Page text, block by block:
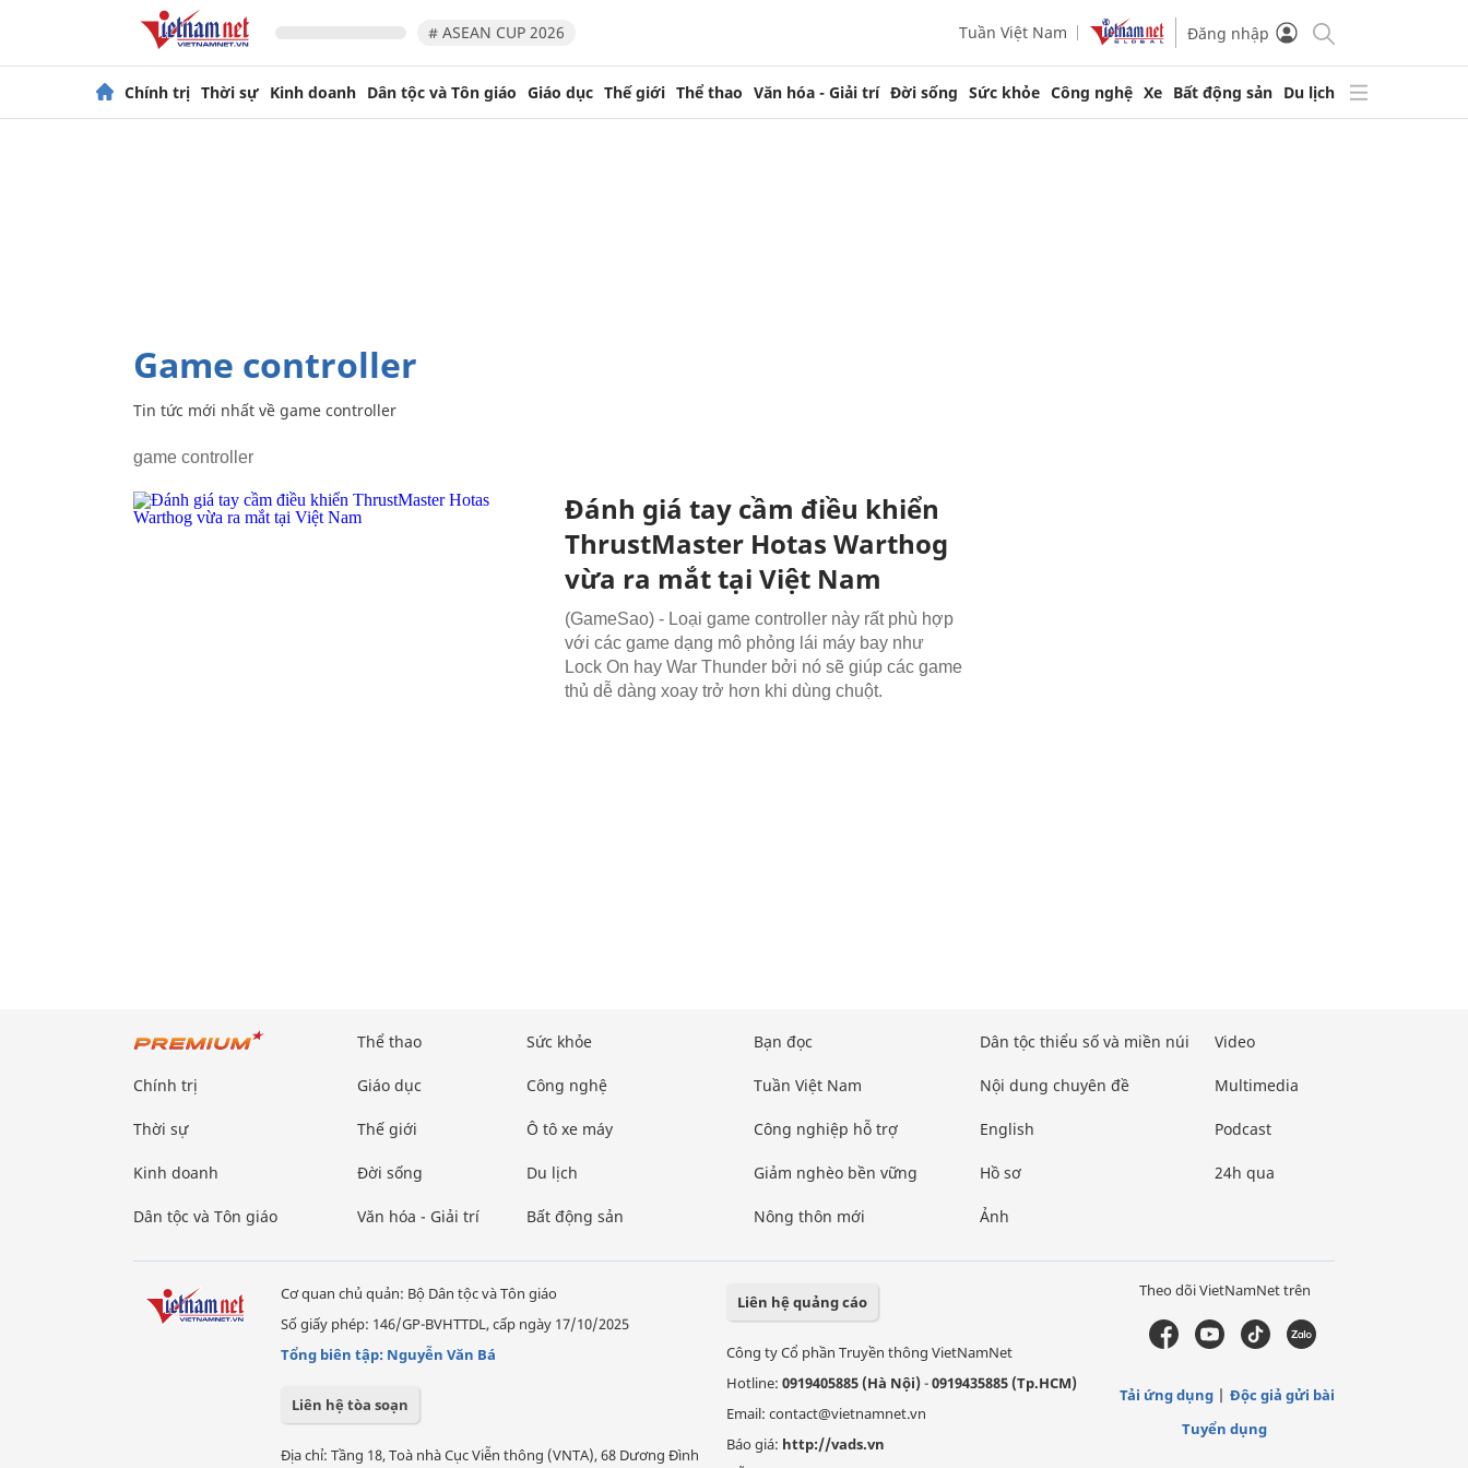
# ASEAN CUP 2026 Tuần Việt Nam Đăng nhập
Chính trị Thời sự Kinh doanh Dân tộc và Tôn giáo Giáo dục Thế giới Thể thao Văn hóa - Giải trí Đời sống Sức khỏe Công nghệ Xe Bất động sản Du lịch
game controller
Tin tức mới nhất về game controller
game controller
Đánh giá tay cầm điều khiển
ThrustMaster Hotas Warthog
vừa ra mắt tại Việt Nam
(GameSao) - Loại game controller này rất phù hợp
với các game dạng mô phỏng lái máy bay như
Lock On hay War Thunder bởi nó sẽ giúp các game
thủ dễ dàng xoay trở hơn khi dùng chuột.
Chính trị
Thời sự
Kinh doanh
Dân tộc và Tôn giáo
Thể thao
Giáo dục
Thế giới
Đời sống
Văn hóa - Giải trí
Sức khỏe
Công nghệ
Ô tô xe máy
Du lịch
Bất động sản
Bạn đọc
Tuần Việt Nam
Công nghiệp hỗ trợ
Giảm nghèo bền vững
Nông thôn mới
Dân tộc thiểu số và miền núi
Nội dung chuyên đề
English
Hồ sơ
Ảnh
Video
Multimedia
Podcast
24h qua
Cơ quan chủ quản: Bộ Dân tộc và Tôn giáo
Số giấy phép: 146/GP-BVHTTDL, cấp ngày 17/10/2025
Tổng biên tập: Nguyễn Văn Bá
Liên hệ tòa soạn
Địa chỉ: Tầng 18, Toà nhà Cục Viễn thông (VNTA), 68 Dương Đình
Liên hệ quảng cáo
Công ty Cổ phần Truyền thông VietNamNet
Hotline: 0919405885 (Hà Nội)-0919435885 (Tp.HCM)
Email: contact@vietnamnet.vn
Báo giá: http://vads.vn
Theo dõi VietNamNet trên
Tải ứng dụng
Độc giả gửi bài
Tuyển dụng